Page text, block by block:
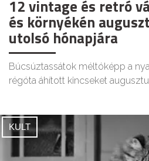
12 vintage és retró
és környékén
utolsó hónapjára
Búcsúztassátok méltóképp a
régóta áhított kincseket
KULT